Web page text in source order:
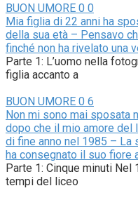
BUON UMORE 0 0
Mia figlia di 22 anni ha
della sua età – Pensavo
finché non ha rivelato una
Parte 1: L’uomo nella
figlia accanto a
BUON UMORE 0 6
Non mi sono mai sposata
dopo che il mio amore del
di fine anno nel 1985 – La
ha consegnato il suo fiore
Parte 1: Cinque minuti Nel
tempi del liceo